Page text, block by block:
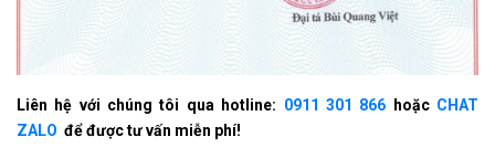
Liên hệ với chúng tôi qua hotline: 0911 301 866 hoặcCHAT
ZALO để được tư vấn miễn phí!